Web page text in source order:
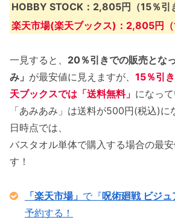
HOBBY STOCK：2,805円（15％引
楽天市場(楽天ブックス)：2,805円（
一見すると、 20％引きでの販売とな
み」 が最安値に見えますが、 15％引
天ブックスでは「送料無料」 になって
「あみあみ」は送料が500円(税込)に
日時点では、
バスタオル単体で購入する場合の最
す！
「楽天市場」 で『呪術廻戦 ビジ
予約する！